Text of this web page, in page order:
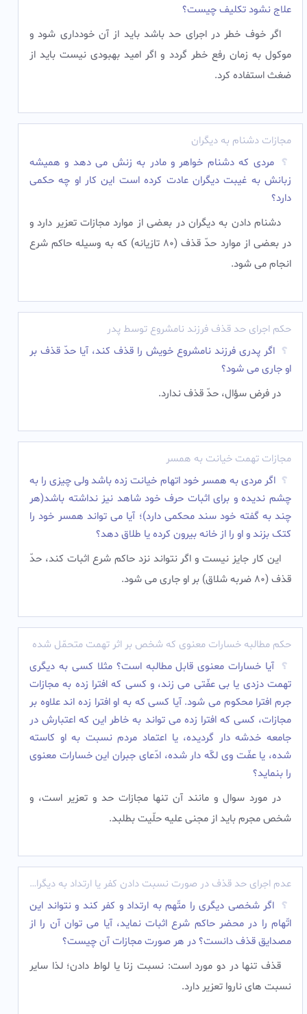
علاج نشود تکلیف چیست؟
اگر خوف خطر در اجراى حد باشد باید از آن خوددارى شود و
موکول به زمان رفع خطر گردد و اگر امید بهبودى نیست باید از
ضغث استفاده کرد.‌
مجازات دشنام به دیگران
مردى که دشنام خواهر و مادر به زنش مى دهد و همیشه
زبانش به غیبت دیگران عادت کرده است این کار او چه حکمى
دارد؟
دشنام دادن به دیگران در بعضى از موارد مجازات تعزیر دارد و
در بعضى از موارد حدّ قذف (80 تازیانه) که به وسیله حاکم شرع
انجام مى شود.‌
حکم اجرای حد قذف فرزند نامشروع توسط پدر
اگر پدرى فرزند نامشروع خویش را قذف کند، آیا حدّ قذف بر
او جارى مى شود؟
در فرض سؤال، حدّ قذف ندارد.‌
مجازات تهمت خیانت به همسر
اگر مردی به همسر خود اتهام خیانت زده باشد ولی چیزی را به
چشم ندیده و برای اثبات حرف خود شاهد نیز نداشته باشد(هر
چند به گفته خود سند محکمی دارد)؛ آیا می تواند همسر خود را
کتک بزند و او را از خانه بیرون کرده یا طلاق دهد؟
این کار جایز نیست و اگر نتواند نزد حاکم شرع اثبات کند، حدّ
قذف (80 ضربه شلاق) بر او جاری می شود.‌
حکم مطالبه خسارات معنوی که شخص بر اثر تهمت متحمّل شده
آیا خسارات معنوى قابل مطالبه است؟ مثلا کسى به دیگرى
تهمت دزدى یا بى عفّتى مى زند، و کسی که افترا زده به مجازات
جرم افترا محکوم مى شود. آیا کسی که به او افترا زده اند علاوه بر
مجازات، کسى که افترا زده مى تواند به خاطر این که اعتبارش در
جامعه خدشه دار گردیده، یا اعتماد مردم نسبت به او کاسته
شده، یا عفّت وى لکّه دار شده، ادّعاى جبران این خسارات معنوى
را بنماید؟
در مورد سوال و مانند آن تنها مجازات حد و تعزیر است، و
شخص مجرم باید از مجنى علیه حلّیت بطلبد.‌
عدم اجرای حد قذف در صورت نسبت دادن کفر یا ارتداد به دیگران
اگر شخصی دیگرى را متّهم به ارتداد و کفر کند و نتواند این
اتّهام را در محضر حاکم شرع اثبات نماید، آیا مى توان آن را از
مصدایق قذف دانست؟ در هر صورت مجازات آن چیست؟
قذف تنها در دو مورد است: نسبت زنا یا لواط دادن؛ لذا سایر
نسبت هاى ناروا تعزیر دارد.‌